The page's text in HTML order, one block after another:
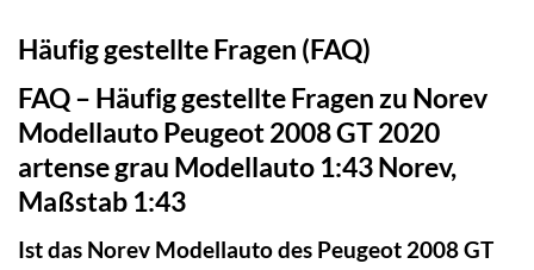
Häufig gestellte Fragen (FAQ)
FAQ – Häufig gestellte Fragen zu Norev
Modellauto Peugeot 2008 GT 2020
artense grau Modellauto 1:43 Norev,
Maßstab 1:43
Ist das Norev Modellauto des Peugeot 2008 GT